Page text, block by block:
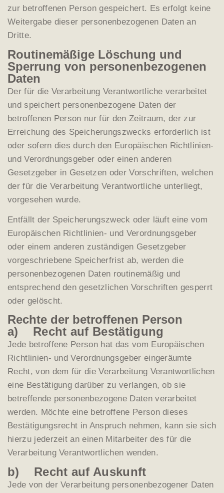
zur betroffenen Person gespeichert. Es erfolgt keine
Weitergabe dieser personenbezogenen Daten an
Dritte.
Routinemäßige Löschung und
Sperrung von personenbezogenen
Daten
Der für die Verarbeitung Verantwortliche verarbeitet
und speichert personenbezogene Daten der
betroffenen Person nur für den Zeitraum, der zur
Erreichung des Speicherungszwecks erforderlich ist
oder sofern dies durch den Europäischen Richtlinien-
und Verordnungsgeber oder einen anderen
Gesetzgeber in Gesetzen oder Vorschriften, welchen
der für die Verarbeitung Verantwortliche unterliegt,
vorgesehen wurde.
Entfällt der Speicherungszweck oder läuft eine vom
Europäischen Richtlinien- und Verordnungsgeber
oder einem anderen zuständigen Gesetzgeber
vorgeschriebene Speicherfrist ab, werden die
personenbezogenen Daten routinemäßig und
entsprechend den gesetzlichen Vorschriften gesperrt
oder gelöscht.
Rechte der betroffenen Person
a) Recht auf Bestätigung
Jede betroffene Person hat das vom Europäischen
Richtlinien- und Verordnungsgeber eingeräumte
Recht, von dem für die Verarbeitung Verantwortlichen
eine Bestätigung darüber zu verlangen, ob sie
betreffende personenbezogene Daten verarbeitet
werden. Möchte eine betroffene Person dieses
Bestätigungsrecht in Anspruch nehmen, kann sie sich
hierzu jederzeit an einen Mitarbeiter des für die
Verarbeitung Verantwortlichen wenden.
b) Recht auf Auskunft
Jede von der Verarbeitung personenbezogener Daten